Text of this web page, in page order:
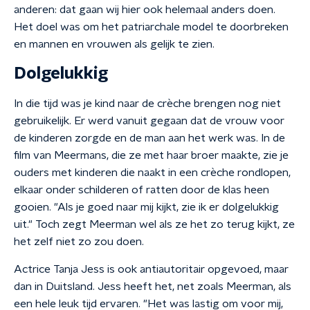
anderen: dat gaan wij hier ook helemaal anders doen.
Het doel was om het patriarchale model te doorbreken
en mannen en vrouwen als gelijk te zien.
Dolgelukkig
In die tijd was je kind naar de crèche brengen nog niet
gebruikelijk. Er werd vanuit gegaan dat de vrouw voor
de kinderen zorgde en de man aan het werk was. In de
film van Meermans, die ze met haar broer maakte, zie je
ouders met kinderen die naakt in een crèche rondlopen,
elkaar onder schilderen of ratten door de klas heen
gooien. "Als je goed naar mij kijkt, zie ik er dolgelukkig
uit." Toch zegt Meerman wel als ze het zo terug kijkt, ze
het zelf niet zo zou doen.
Actrice Tanja Jess is ook antiautoritair opgevoed, maar
dan in Duitsland. Jess heeft het, net zoals Meerman, als
een hele leuk tijd ervaren. "Het was lastig om voor mij,